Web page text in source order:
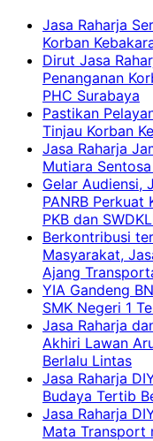
Jasa Raharja
Korban
Dirut Jasa
Penanganan
PHC Surabaya
Pastikan
Tinjau Korban
Jasa Raharja
Mutiara
Gelar Audiensi,
PANRB
PKB dan
Berkontribusi
Masyarakat,
Ajang
YIA Gandeng
SMK Negeri 1
Jasa Raharja
Akhiri Lawan
Berlalu Lintas
Jasa Raharja
Budaya Tertib
Jasa Raharja
Mata Transport